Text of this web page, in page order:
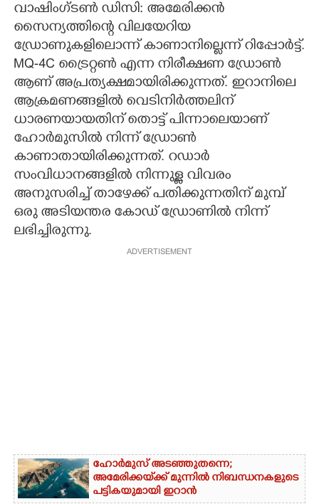
ZOOM
CONTACT US
വാഷിംഗ്ടണ്‍ ഡിസി: അമേരിക്കന്‍
സൈന്യത്തിന്റെ വിലയേറിയ
ഡ്രോണുകളിലൊന്ന് കാണാനില്ലെന്ന് റിപ്പോര്‍ട്ട്.
MQ-4C ട്രൈറ്റണ്‍ എന്ന നിരീക്ഷണ ഡ്രോണ്‍
ആണ് അപ്രത്യക്ഷമായിരിക്കുന്നത്. ഇറാനിലെ
ആക്രമണങ്ങളില്‍ വെടിനിര്‍ത്തലിന്
ധാരണയായതിന് തൊട്ട് പിന്നാലെയാണ്
ഹോര്‍മുസില്‍ നിന്ന് ഡ്രോണ്‍
കാണാതായിരിക്കുന്നത്. റഡാര്‍
സംവിധാനങ്ങളില്‍ നിന്നുള്ള വിവരം
അനുസരിച്ച് താഴേക്ക് പതിക്കുന്നതിന് മുമ്പ്
ഒരു അടിയന്തര കോഡ് ഡ്രോണില്‍ നിന്ന്
ലഭിച്ചിരുന്നു.
ADVERTISEMENT
ഹോർമുസ് അടഞ്ഞുതന്നെ;
അമേരിക്കയ്‌ക്ക് മുന്നിൽ നിബന്ധനകളുടെ
പട്ടികയുമായി ഇറാൻ